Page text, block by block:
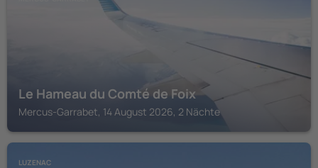
Le Hameau du Comté de Foix
Mercus-Garrabet, 14 August 2026, 2 Nächte
LUZENAC